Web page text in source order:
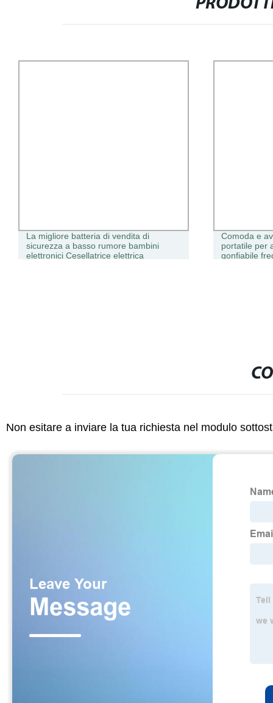
La migliore batteria di vendita di
sicurezza a basso rumore bambini
elettronici Cesellatrice elettrica
Comoda e
portatile per
gonfiabile
Non esitare a inviare la tua richiesta nel modulo